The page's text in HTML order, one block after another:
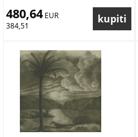
480,64 EUR
384,51